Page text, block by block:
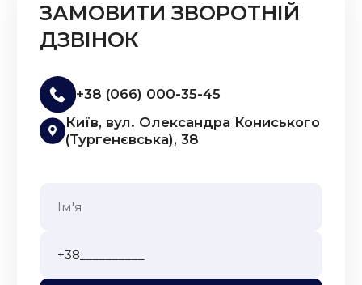
ЗАМОВИТИ ЗВОРОТНІЙ
ДЗВІНОК
+38 (066) 000-35-45
Київ, вул. Олександра Кониського
(Тургенєвська), 38